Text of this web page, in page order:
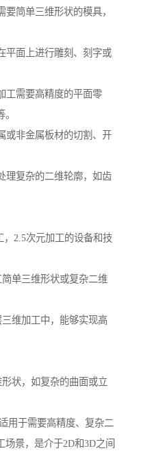
简单三维形状的模具，
平面上进行雕刻、刻字或
工需要高精度的平面零
或非金属板材的切割、开
理复杂的二维轮廓，如齿
2.5次元加工的设备和技
单三维形状或复杂二维
维加工中，能够实现高
状，如复杂的曲面或立
用于需要高精度、复杂二
景，是介于2D和3D之间